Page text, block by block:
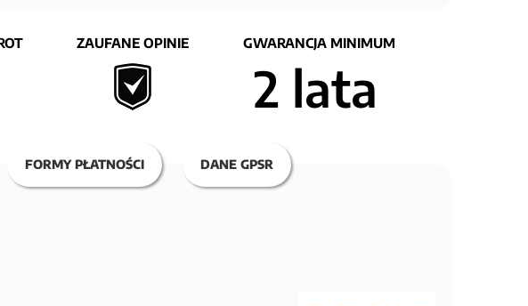
ZAUFANE OPINIE GWARANCJA MINIMUM
2 lata
FORMY PŁATNOŚCI DANE GPSR